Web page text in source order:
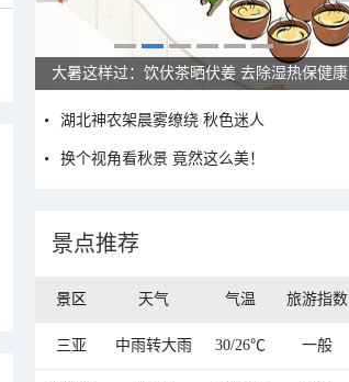
大暑这样过：饮伏茶晒伏姜 去除湿热保健康
湖北神农架晨雾缭绕 秋色迷人
换个视角看秋景 竟然这么美！
景点推荐
景区 天气 气温 旅游指数
三亚 中雨转大雨 30/26℃ 一般